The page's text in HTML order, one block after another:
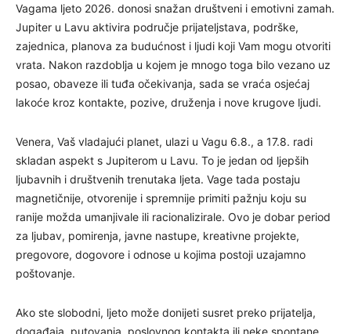
Vagama ljeto 2026. donosi snažan društveni i emotivni zamah.
Jupiter u Lavu aktivira područje prijateljstava, podrške,
zajednica, planova za budućnost i ljudi koji Vam mogu otvoriti
vrata. Nakon razdoblja u kojem je mnogo toga bilo vezano uz
posao, obaveze ili tuđa očekivanja, sada se vraća osjećaj
lakoće kroz kontakte, pozive, druženja i nove krugove ljudi.
Venera, Vaš vladajući planet, ulazi u Vagu 6.8., a 17.8. radi
skladan aspekt s Jupiterom u Lavu. To je jedan od ljepših
ljubavnih i društvenih trenutaka ljeta. Vage tada postaju
magnetičnije, otvorenije i spremnije primiti pažnju koju su
ranije možda umanjivale ili racionalizirale. Ovo je dobar period
za ljubav, pomirenja, javne nastupe, kreativne projekte,
pregovore, dogovore i odnose u kojima postoji uzajamno
poštovanje.
Ako ste slobodni, ljeto može donijeti susret preko prijatelja,
događaja, putovanja, poslovnog kontakta ili neke spontane